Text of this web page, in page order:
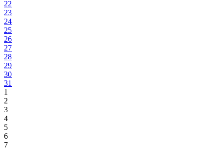
22
23
24
25
26
27
28
29
30
31
1
2
3
4
5
6
7